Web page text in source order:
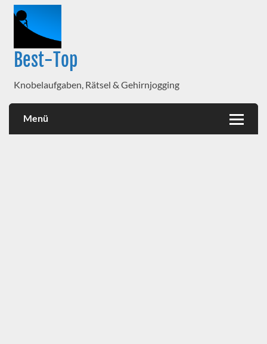
Best-Top
Knobelaufgaben, Rätsel & Gehirnjogging
Menü